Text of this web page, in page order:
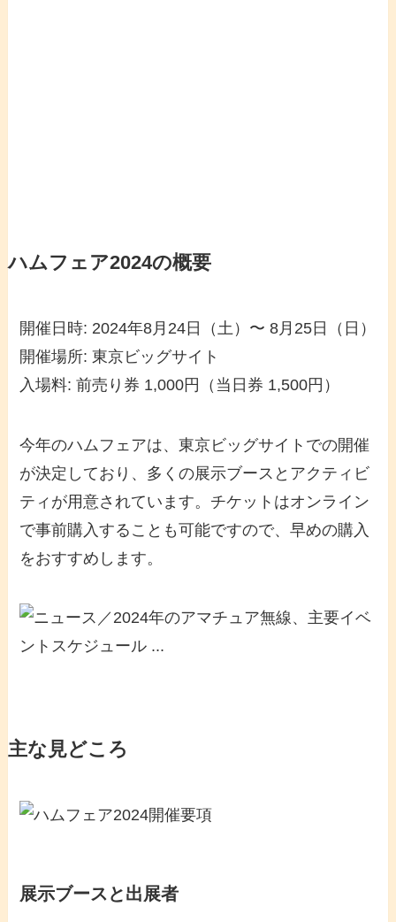
ハムフェア2024の概要
開催日時: 2024年8月24日（土）〜 8月25日（日）
開催場所: 東京ビッグサイト
入場料: 前売り券 1,000円（当日券 1,500円）
今年のハムフェアは、東京ビッグサイトでの開催
が決定しており、多くの展示ブースとアクティビ
ティが用意されています。チケットはオンライン
で事前購入することも可能ですので、早めの購入
をおすすめします。
主な見どころ
展示ブースと出展者